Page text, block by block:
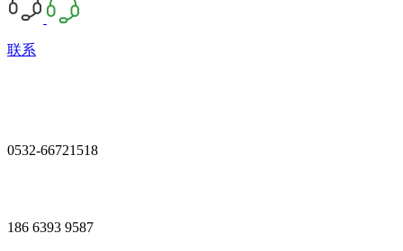
联系
0532-66721518
186 6393 9587